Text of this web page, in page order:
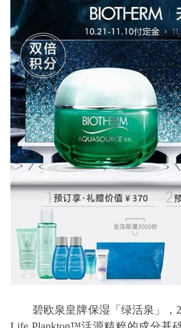
碧欧泉皇牌保湿「绿活泉」，